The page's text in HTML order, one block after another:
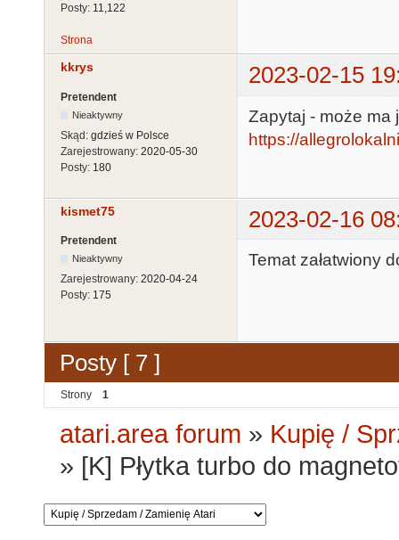
Posty: 11,122
Strona
kkrys 2023-02-15
Pretendent
Nieaktywny
Skąd: gdzieś w Polsce
Zarejestrowany: 2020-05-30
Posty: 180
Zapytaj - może ma
https://
kismet75 2023-02-16
Pretendent
Nieaktywny
Zarejestrowany: 2020-04-24
Posty: 175
Temat załatwiony
Posty [ 7 ]
Strony 1
atari.area forum » Kupię /
» [K] Płytka turbo do